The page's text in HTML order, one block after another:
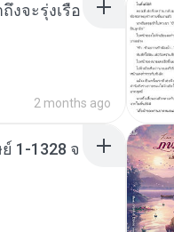
งจะรุ่งเรือ
2 months ago
1-1328 จ